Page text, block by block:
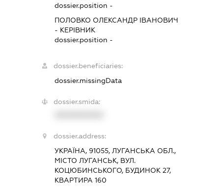
dossier.position -
ПОЛОВКО ОЛЕКСАНДР ІВАНОВИЧ
- КЕРІВНИК
dossier.position -
dossier.beneficiaries:
dossier.missingData
dossier.smida:
dossier.address:
УКРАЇНА, 91055, ЛУГАНСЬКА ОБЛ.,
МІСТО ЛУГАНСЬК, ВУЛ.
КОЦЮБИНСЬКОГО, БУДИНОК 27,
КВАРТИРА 160